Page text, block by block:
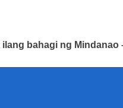
bahagi ng Mindanao